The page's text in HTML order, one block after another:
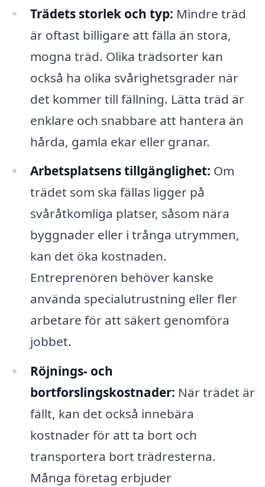
Trädets storlek och typ: Mindre träd
är oftast billigare att fälla än stora,
mogna träd. Olika trädsorter kan
också ha olika svårighetsgrader när
det kommer till fällning. Lätta träd är
enklare och snabbare att hantera än
hårda, gamla ekar eller granar.
Arbetsplatsens tillgänglighet: Om
trädet som ska fällas ligger på
svåråtkomliga platser, såsom nära
byggnader eller i trånga utrymmen,
kan det öka kostnaden.
Entreprenören behöver kanske
använda specialutrustning eller fler
arbetare för att säkert genomföra
jobbet.
Röjnings- och
bortforslingskostnader: När trädet är
fällt, kan det också innebära
kostnader för att ta bort och
transportera bort trädresterna.
Många företag erbjuder